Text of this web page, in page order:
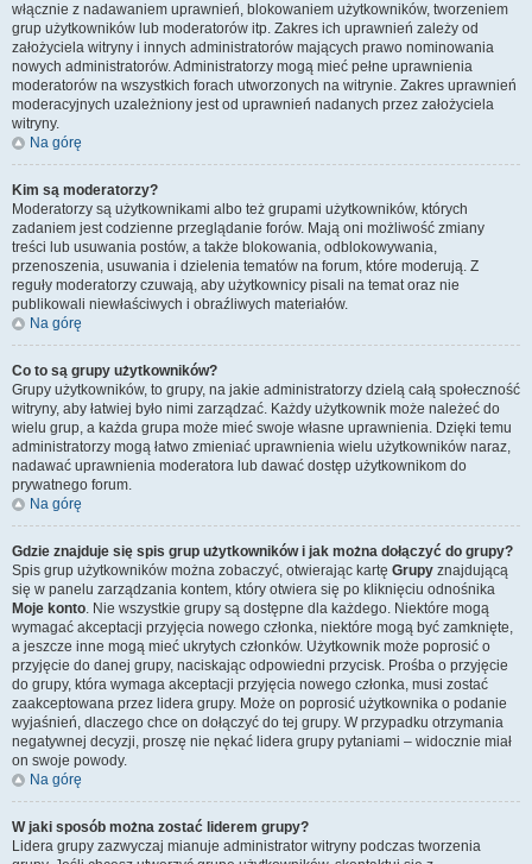
włącznie z nadawaniem uprawnień, blokowaniem użytkowników, tworzeniem
grup użytkowników lub moderatorów itp. Zakres ich uprawnień zależy od
założyciela witryny i innych administratorów mających prawo nominowania
nowych administratorów. Administratorzy mogą mieć pełne uprawnienia
moderatorów na wszystkich forach utworzonych na witrynie. Zakres uprawnień
moderacyjnych uzależniony jest od uprawnień nadanych przez założyciela
witryny.
Na górę
Kim są moderatorzy?
Moderatorzy są użytkownikami albo też grupami użytkowników, których
zadaniem jest codzienne przeglądanie forów. Mają oni możliwość zmiany
treści lub usuwania postów, a także blokowania, odblokowywania,
przenoszenia, usuwania i dzielenia tematów na forum, które moderują. Z
reguły moderatorzy czuwają, aby użytkownicy pisali na temat oraz nie
publikowali niewłaściwych i obraźliwych materiałów.
Na górę
Co to są grupy użytkowników?
Grupy użytkowników, to grupy, na jakie administratorzy dzielą całą społeczność
witryny, aby łatwiej było nimi zarządzać. Każdy użytkownik może należeć do
wielu grup, a każda grupa może mieć swoje własne uprawnienia. Dzięki temu
administratorzy mogą łatwo zmieniać uprawnienia wielu użytkowników naraz,
nadawać uprawnienia moderatora lub dawać dostęp użytkownikom do
prywatnego forum.
Na górę
Gdzie znajduje się spis grup użytkowników i jak można dołączyć do grupy?
Spis grup użytkowników można zobaczyć, otwierając kartę Grupy znajdującą
się w panelu zarządzania kontem, który otwiera się po kliknięciu odnośnika
Moje konto. Nie wszystkie grupy są dostępne dla każdego. Niektóre mogą
wymagać akceptacji przyjęcia nowego członka, niektóre mogą być zamknięte,
a jeszcze inne mogą mieć ukrytych członków. Użytkownik może poprosić o
przyjęcie do danej grupy, naciskając odpowiedni przycisk. Prośba o przyjęcie
do grupy, która wymaga akceptacji przyjęcia nowego członka, musi zostać
zaakceptowana przez lidera grupy. Może on poprosić użytkownika o podanie
wyjaśnień, dlaczego chce on dołączyć do tej grupy. W przypadku otrzymania
negatywnej decyzji, proszę nie nękać lidera grupy pytaniami – widocznie miał
on swoje powody.
Na górę
W jaki sposób można zostać liderem grupy?
Lidera grupy zazwyczaj mianuje administrator witryny podczas tworzenia